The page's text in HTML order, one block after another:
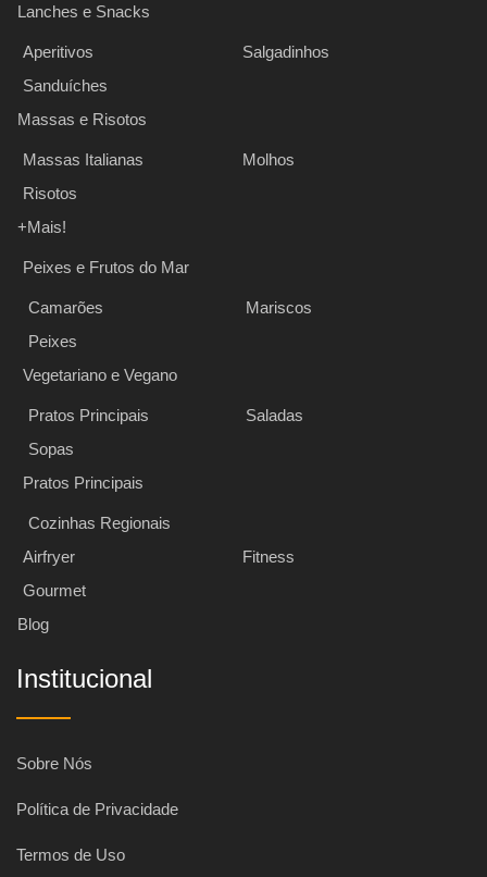
Lanches e Snacks
Aperitivos
Salgadinhos
Sanduíches
Massas e Risotos
Massas Italianas
Molhos
Risotos
+Mais!
Peixes e Frutos do Mar
Camarões
Mariscos
Peixes
Vegetariano e Vegano
Pratos Principais
Saladas
Sopas
Pratos Principais
Cozinhas Regionais
Airfryer
Fitness
Gourmet
Blog
Institucional
Sobre Nós
Política de Privacidade
Termos de Uso